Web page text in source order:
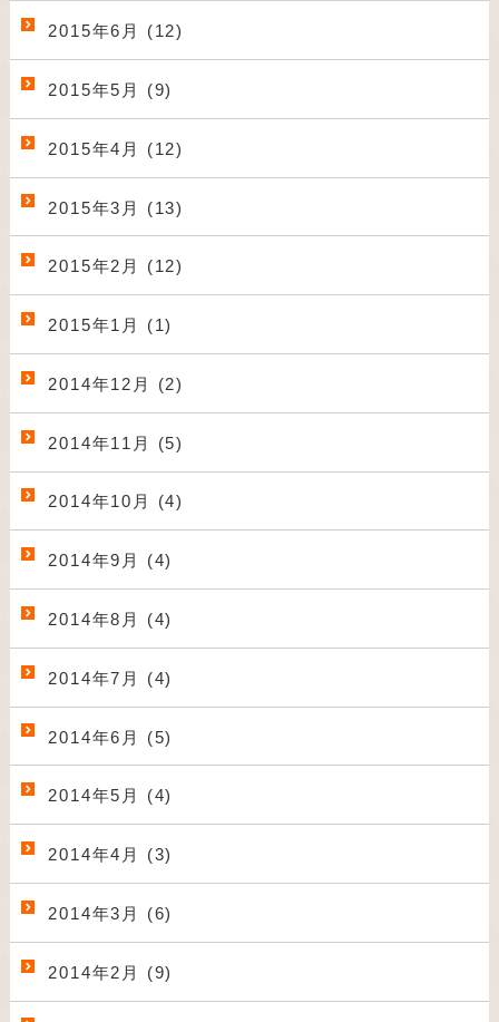
2015年6月 (12)
2015年5月 (9)
2015年4月 (12)
2015年3月 (13)
2015年2月 (12)
2015年1月 (1)
2014年12月 (2)
2014年11月 (5)
2014年10月 (4)
2014年9月 (4)
2014年8月 (4)
2014年7月 (4)
2014年6月 (5)
2014年5月 (4)
2014年4月 (3)
2014年3月 (6)
2014年2月 (9)